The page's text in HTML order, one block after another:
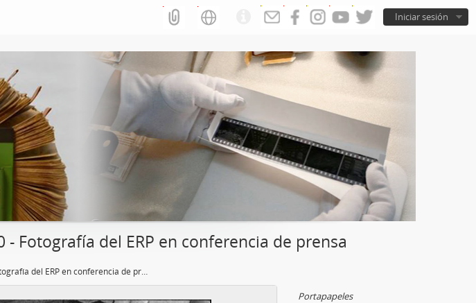
Iniciar sesión
- Fotografía del ERP en conferencia de prensa
Fotografía del ERP en conferencia de prensa
Portapapeles